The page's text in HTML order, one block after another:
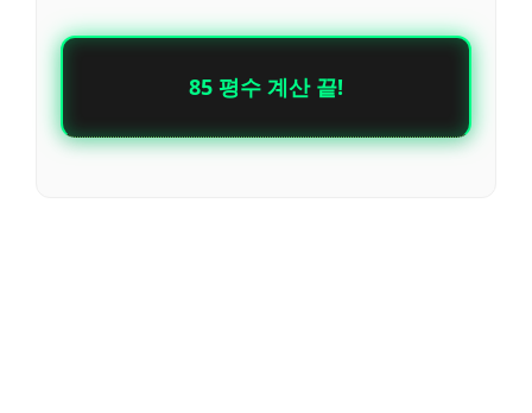
85 평수 계산 끝!